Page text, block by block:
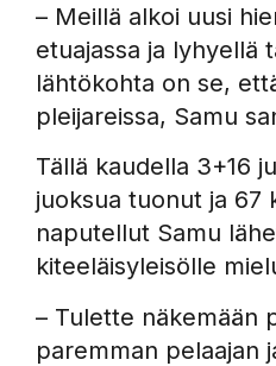
– Meillä alkoi uusi
etuajassa ja lyhyellä
lähtökohta on se,
pleijareissa, Samu
Tällä kaudella 3+16
juoksua tuonut ja 67
naputellut Samu
kiteeläisyleisölle
– Tulette näkemään
paremman pelaajan